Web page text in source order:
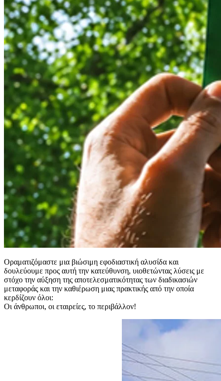
Οραματιζόμαστε μια βιώσιμη εφοδιαστική αλυσίδα και
δουλεύουμε προς αυτή την κατεύθυνση, υιοθετώντας λύσεις με
στόχο την αύξηση της αποτελεσματικότητας των διαδικασιών
μεταφοράς και την καθιέρωση μιας πρακτικής από την οποία
κερδίζουν όλοι:
Οι άνθρωποι, οι εταιρείες, το περιβάλλον!